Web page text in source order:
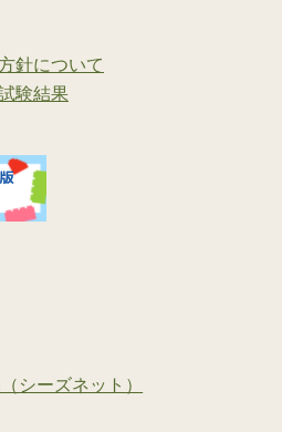
針について
験結果
シーズネット）